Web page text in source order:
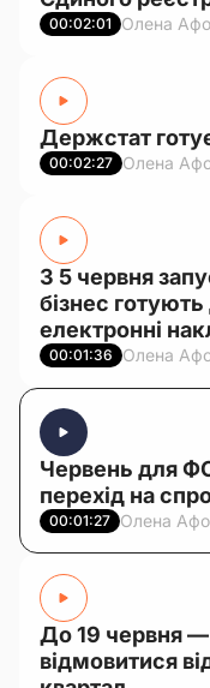
00:02:01 Олена
Держстат
00:02:27 Олена
З 5 червня
бізнес
електронні
00:01:36 Олена
Червень для
перехід на
00:01:27 Олена
До 19 червня —
відмовитися